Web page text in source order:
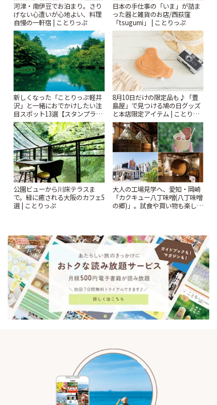
河津・南伊豆でお泊まり。さり
げない心遣いが心地よい、料理
自慢の一軒宿 | ことりっぷ
日本の手仕事の「いま」が詰ま
った器と雑貨のお店/西荻窪
「tsugumi」 | ことりっぷ
新しくなった「ことりっぷ軽井
沢」と一緒におでかけしたい注
目スポット13選【スタンプラリ
ー開催中】 | ことりっぷ
8月10日だけの限定品も♪「豊
島屋」で見つける鳩の日グッズ
と本店限定アイテム | ことりっ
ぷ
公園ビューから川床テラスま
で。緑に癒される大阪のカフェ5
選 | ことりっぷ
大人の工場見学へ、愛知・岡崎
「カクキュー八丁味噌(八丁味噌
の郷)」。試食や買い物も楽しみ